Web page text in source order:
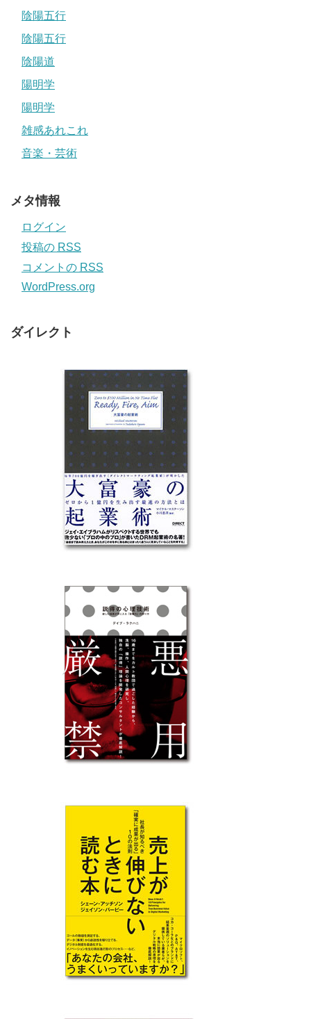
陰陽五行
陰陽五行
陰陽道
陽明学
陽明学
雑感あれこれ
音楽・芸術
メタ情報
ログイン
投稿の RSS
コメントの RSS
WordPress.org
ダイレクト